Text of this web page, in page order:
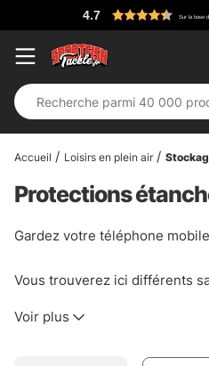
4.7 Sur la base
Accueil Loisirs en plein air
Protections
Gardez votre téléphone
Vous trouverez ici différents
des conditions difficiles
Voir plus